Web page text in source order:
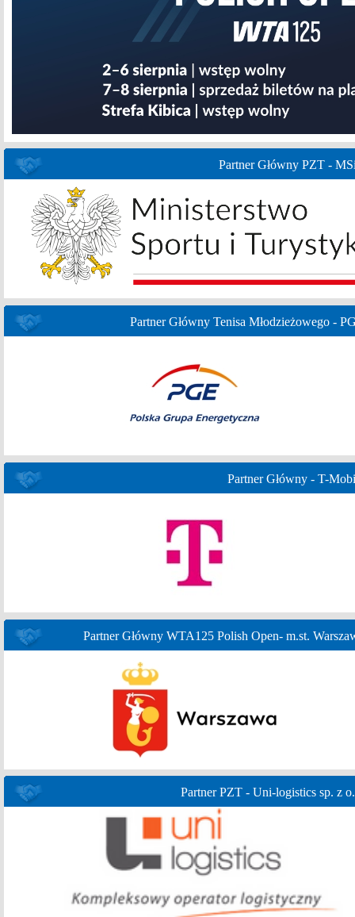
Partner Główny PZT -
Partner Główny Tenisa Młodzieżowego -
Partner Główny - T-
Partner Główny WTA125 Polish Open- m.st.
Partner PZT - Uni-logistics sp. z